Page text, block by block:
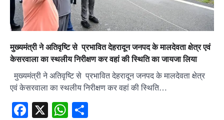
मुख्यमंत्री ने अतिवृष्टि से प्रभावित देहरादून जनपद के मालदेवता क्षेत्र एवं
केसरवाला का स्थलीय निरीक्षण कर वहां की स्थिति का जायजा लिया
मुख्यमंत्री ने अतिवृष्टि से प्रभावित देहरादून जनपद के मालदेवता क्षेत्र
एवं केसरवाला का स्थलीय निरीक्षण कर वहां की स्थिति…
Facebook
X WhatsApp